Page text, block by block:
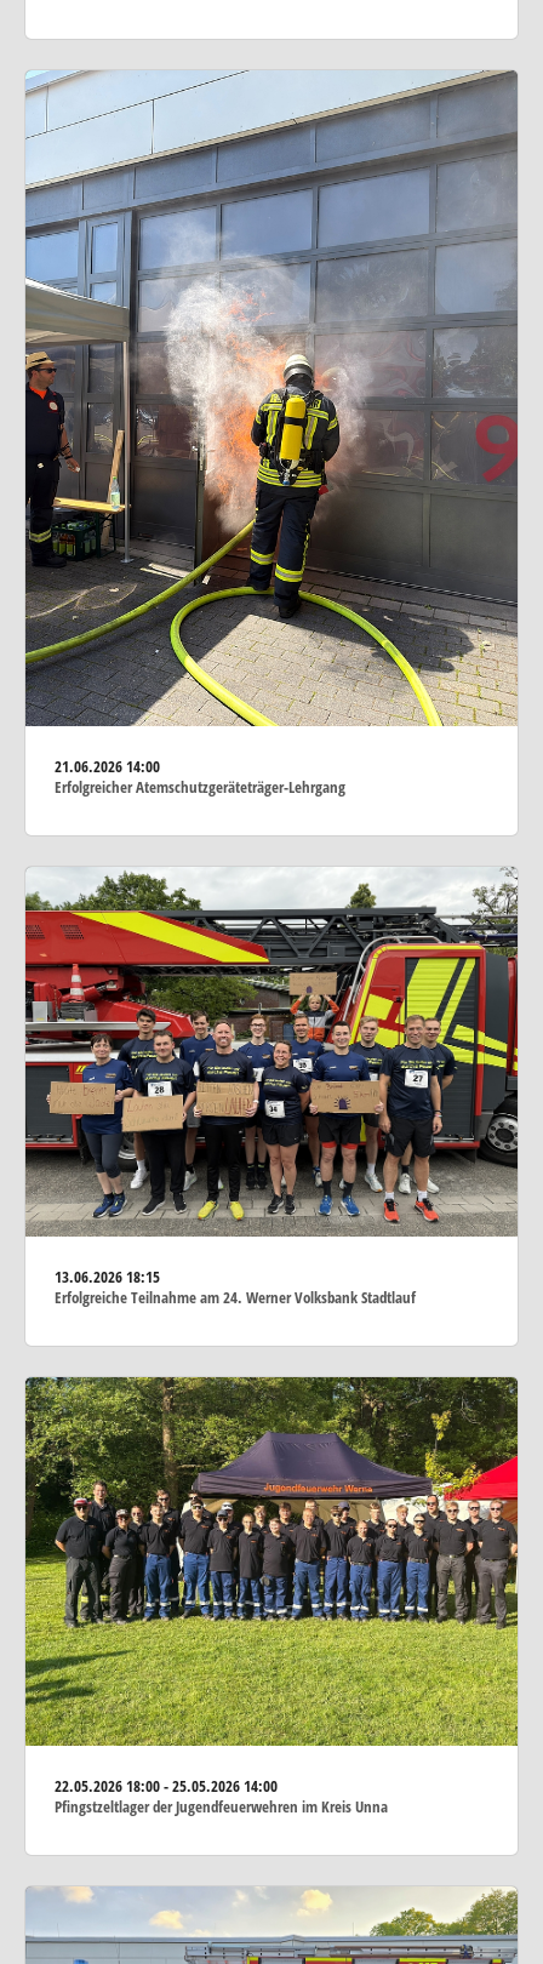
21.06.202614:00
Erfolgreicher Atemschutzgeräteträger-Lehrgang
13.06.202618:15
Erfolgreiche Teilnahme am 24. Werner Volksbank Stadtlauf
22.05.202618:00 - 25.05.2026 14:00
Pfingstzeltlager der Jugendfeuerwehren im Kreis Unna